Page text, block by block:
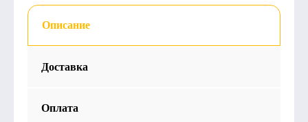
Описание
Доставка
Оплата